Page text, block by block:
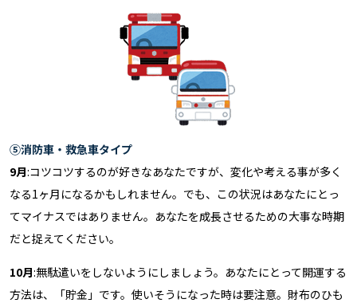
⑤消防車・救急車タイプ
9月:コツコツするのが好きなあなたですが、変化や考える事が多く
なる1ヶ月になるかもしれません。でも、この状況はあなたにとっ
てマイナスではありません。あなたを成長させるための大事な時期
だと捉えてください。
10月:無駄遣いをしないようにしましょう。あなたにとって開運する
方法は、「貯金」です。使いそうになった時は要注意。財布のひも